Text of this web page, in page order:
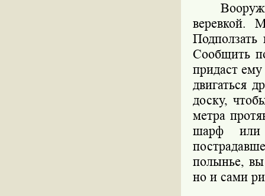
веревкой.
Сообщить
придаст
двигаться
доску,
метра
шарф или
полынье, вы
но и сами